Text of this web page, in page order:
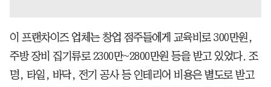
이 프랜차이즈 업체는 창업 점주들에게 교육비로 300만원,
주방 장비 집기류로 2300만~2800만원 등을 받고 있었다. 조
명, 타일, 바닥, 전기 공사 등 인테리어 비용은 별도로 받고